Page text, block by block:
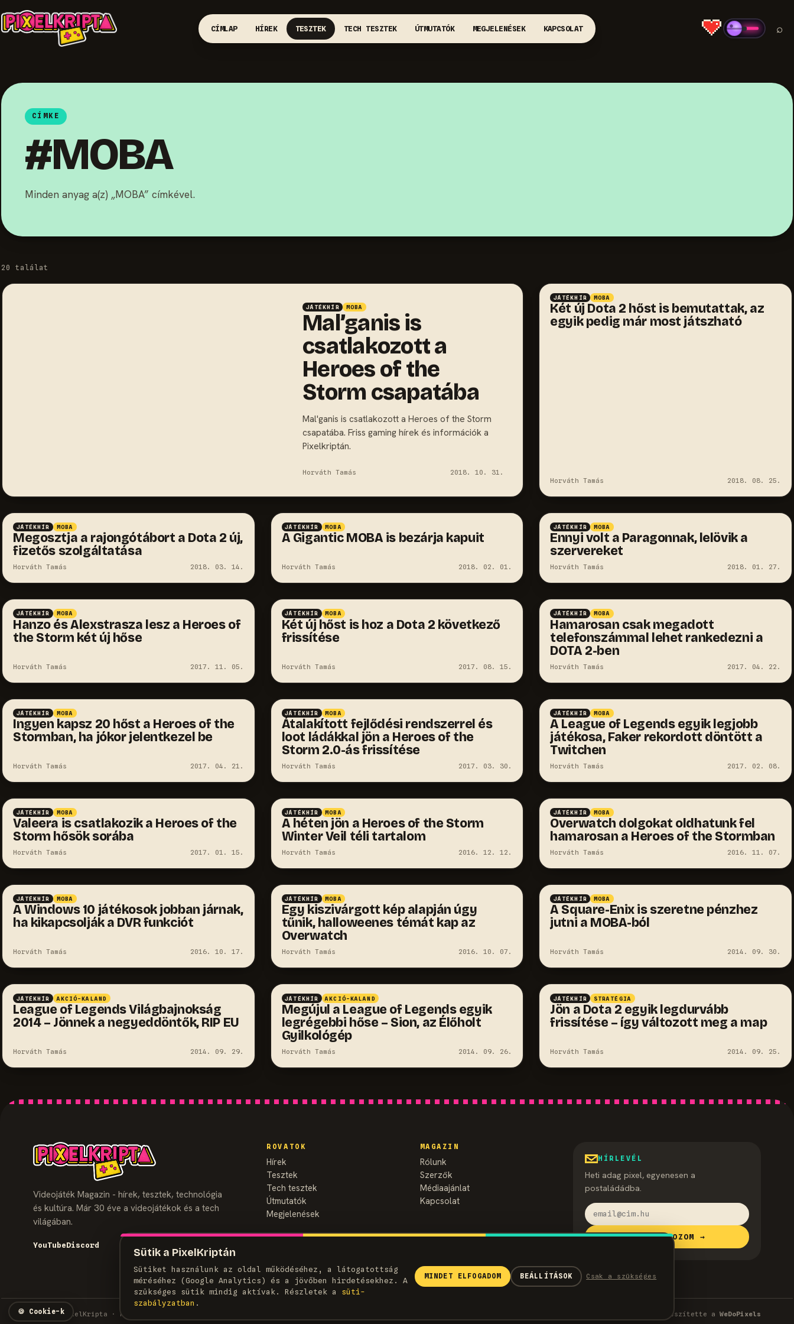
🍪 Cookie-k
Sütik a PixelKriptán
Sütiket használunk az oldal működéséhez, a látogatottság
méréséhez (Google Analytics) és a jövőben hirdetésekhez. A
szükséges sütik mindig aktívak. Részletek a
süti­
szabályzatban .
MINDET ELFOGADOM BEÁLLÍTÁSOK Csak a szükséges
CÍMLAP HÍREK TESZTEK TECH TESZTEK ÚTMUTATÓK MEGJELENÉSEK KAPCSOLAT ⌕
CÍMKE
#MOBA
Minden anyag a(z) „MOBA” címkével.
20 találat
JÁTÉKHÍR MOBA
Mal’ganis is
csatlakozott a
Heroes of the
Storm csapatába
Mal'ganis is csatlakozott a Heroes of the Storm
csapatába. Friss gaming hírek és információk a
Pixelkriptán.
Horváth Tamás 2018. 10. 31.
JÁTÉKHÍR MOBA
Két új Dota 2 hőst is bemutattak, az
egyik pedig már most játszható
Horváth Tamás 2018. 08. 25.
JÁTÉKHÍR MOBA
Megosztja a rajongótábort a Dota 2 új,
fizetős szolgáltatása
Horváth Tamás 2018. 03. 14.
JÁTÉKHÍR MOBA
A Gigantic MOBA is bezárja kapuit
Horváth Tamás 2018. 02. 01.
JÁTÉKHÍR MOBA
Ennyi volt a Paragonnak, lelövik a
szervereket
Horváth Tamás 2018. 01. 27.
JÁTÉKHÍR MOBA
Hanzo és Alexstrasza lesz a Heroes of
the Storm két új hőse
Horváth Tamás 2017. 11. 05.
JÁTÉKHÍR MOBA
Két új hőst is hoz a Dota 2 következő
frissítése
Horváth Tamás 2017. 08. 15.
JÁTÉKHÍR MOBA
Hamarosan csak megadott
telefonszámmal lehet rankedezni a
DOTA 2-ben
Horváth Tamás 2017. 04. 22.
JÁTÉKHÍR MOBA
Ingyen kapsz 20 hőst a Heroes of the
Stormban, ha jókor jelentkezel be
Horváth Tamás 2017. 04. 21.
JÁTÉKHÍR MOBA
Átalakított fejlődési rendszerrel és
loot ládákkal jön a Heroes of the
Storm 2.0-ás frissítése
Horváth Tamás 2017. 03. 30.
JÁTÉKHÍR MOBA
A League of Legends egyik legjobb
játékosa, Faker rekordott döntött a
Twitchen
Horváth Tamás 2017. 02. 08.
JÁTÉKHÍR MOBA
Valeera is csatlakozik a Heroes of the
Storm hősök sorába
Horváth Tamás 2017. 01. 15.
JÁTÉKHÍR MOBA
A héten jön a Heroes of the Storm
Winter Veil téli tartalom
Horváth Tamás 2016. 12. 12.
JÁTÉKHÍR MOBA
Overwatch dolgokat oldhatunk fel
hamarosan a Heroes of the Stormban
Horváth Tamás 2016. 11. 07.
JÁTÉKHÍR MOBA
A Windows 10 játékosok jobban járnak,
ha kikapcsolják a DVR funkciót
Horváth Tamás 2016. 10. 17.
JÁTÉKHÍR MOBA
Egy kiszivárgott kép alapján úgy
tűnik, halloweenes témát kap az
Overwatch
Horváth Tamás 2016. 10. 07.
JÁTÉKHÍR MOBA
A Square-Enix is szeretne pénzhez
jutni a MOBA-ból
Horváth Tamás 2014. 09. 30.
JÁTÉKHÍR AKCIÓ-KALAND
League of Legends Világbajnokság
2014 – Jönnek a negyeddöntők, RIP EU
Horváth Tamás 2014. 09. 29.
JÁTÉKHÍR AKCIÓ-KALAND
Megújul a League of Legends egyik
legrégebbi hőse – Sion, az Élőholt
Gyilkológép
Horváth Tamás 2014. 09. 26.
JÁTÉKHÍR STRATÉGIA
Jön a Dota 2 egyik legdurvább
frissítése – így változott meg a map
Horváth Tamás 2014. 09. 25.
Videojáték Magazin - hírek, tesztek, technológia
és kultúra. Már 30 éve a videojátékok és a tech
világában.
YouTubeDiscord
ROVATOK
Hírek
Tesztek
Tech tesztek
Útmutatók
Megjelenések
MAGAZIN
Rólunk
Szerzők
Médiaajánlat
Kapcsolat
HÍRLEVÉL
Heti adag pixel, egyenesen a
postaládádba.
FELIRATKOZOM →
© 2026 PixelKripta · Minden jog fenntartva Készítette aWeDoPixels